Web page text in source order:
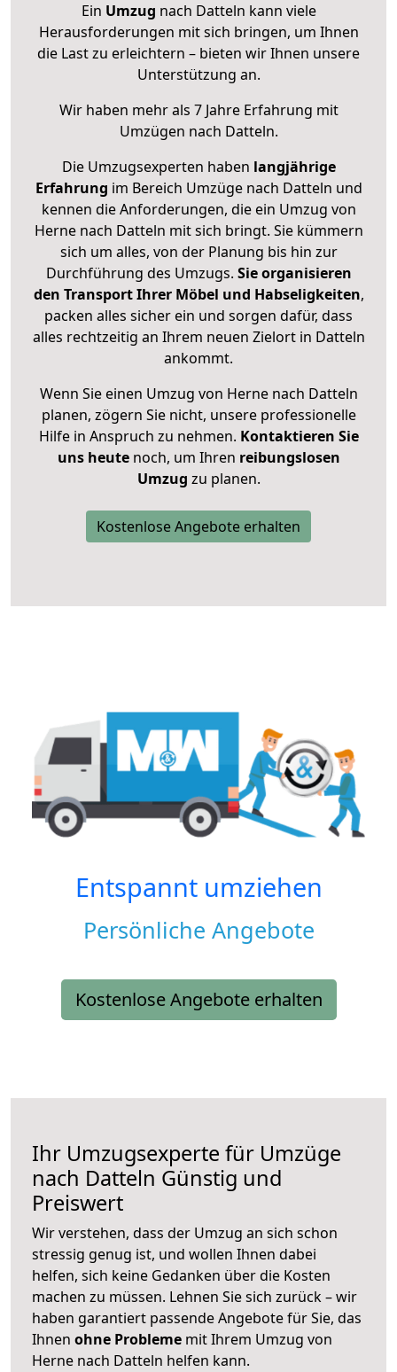
Ein Umzug nach Datteln kann viele
Herausforderungen mit sich bringen, um Ihnen
die Last zu erleichtern – bieten wir Ihnen unsere
Unterstützung an.
Wir haben mehr als 7 Jahre Erfahrung mit
Umzügen nach Datteln.
Die Umzugsexperten haben langjährige
Erfahrung im Bereich Umzüge nach Datteln und
kennen die Anforderungen, die ein Umzug von
Herne nach Datteln mit sich bringt. Sie kümmern
sich um alles, von der Planung bis hin zur
Durchführung des Umzugs. Sie organisieren
den Transport Ihrer Möbel und Habseligkeiten,
packen alles sicher ein und sorgen dafür, dass
alles rechtzeitig an Ihrem neuen Zielort in Datteln
ankommt.
Wenn Sie einen Umzug von Herne nach Datteln
planen, zögern Sie nicht, unsere professionelle
Hilfe in Anspruch zu nehmen. Kontaktieren Sie
uns heutenoch, um Ihren reibungslosen
Umzug zu planen.
Kostenlose Angebote erhalten
Entspannt umziehen
Persönliche Angebote
Kostenlose Angebote erhalten
Ihr Umzugsexperte für Umzüge
nach Datteln Günstig und
Preiswert
Wir verstehen, dass der Umzug an sich schon
stressig genug ist, und wollen Ihnen dabei
helfen, sich keine Gedanken über die Kosten
machen zu müssen. Lehnen Sie sich zurück – wir
haben garantiert passende Angebote für Sie, das
Ihnen ohne Probleme mit Ihrem Umzug von
Herne nach Datteln helfen kann.